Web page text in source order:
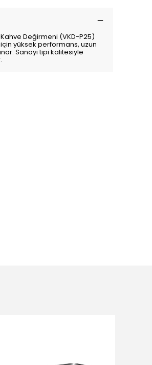
Değirmeni (VKD-P25)
yüksek performans, uzun
Sanayi tipi kalitesiyle